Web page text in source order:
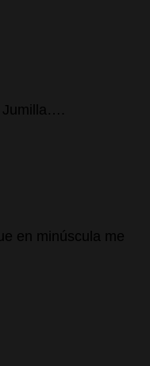
Jumilla….
en minúscula me